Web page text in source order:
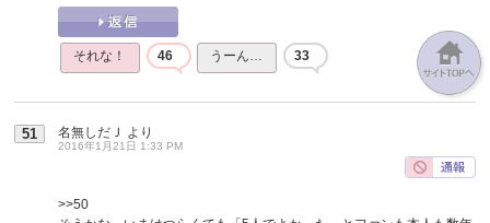
それな！ 46 うーん… 33
51 名無しだＪ より
2016年1月21日 1:33 PM
>>50